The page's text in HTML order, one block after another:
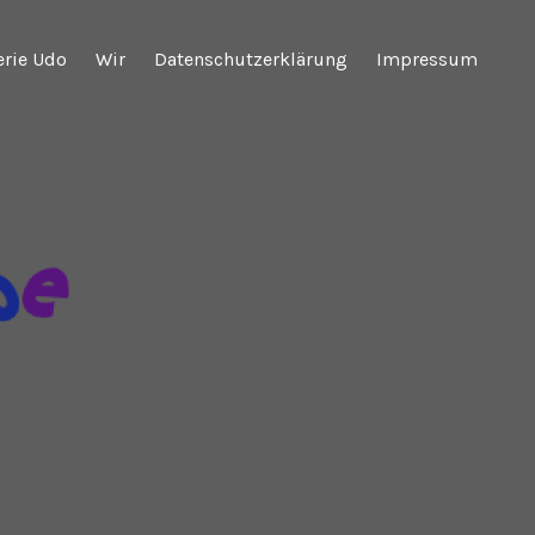
Udo Wir Datenschutzerklärung Impressum